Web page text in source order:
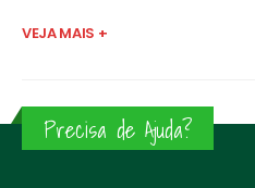
VEJA MAIS +
Precisa de Ajuda?